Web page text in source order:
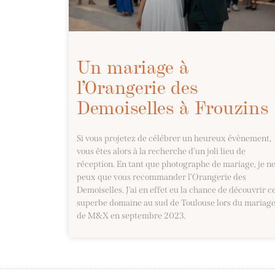
Un mariage à
l’Orangerie des
Demoiselles à Frouzins
Si vous projetez de célébrer un heureux évènement,
vous êtes alors à la recherche d’un joli lieu de
réception. En tant que photographe de mariage, je ne
peux que vous recommander l’Orangerie des
Demoiselles. J’ai en effet eu la chance de découvrir
superbe domaine au sud de Toulouse lors du mariage
de M&X en septembre 2023.